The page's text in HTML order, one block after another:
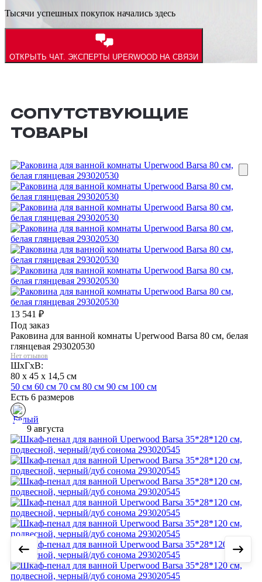
Тысячи успешных покупок начались здесь
ОТКРЫТЬ ЧАТ. ЭКСПЕРТЫ UPERWOOD НА СВЯЗИ
СОПУТСТВУЮЩИЕ
ТОВАРЫ
13 541 ₽
Под заказ
Раковина для ванной комнаты Uperwood Barsa 80 см, белая
глянцевая 293020530
Нет отзывов
ШхГхВ:
80 x 45 x 14,5 см
50 см 60 см 70 см 80 см 90 см 100 см
Есть 6 размеров
9 августа